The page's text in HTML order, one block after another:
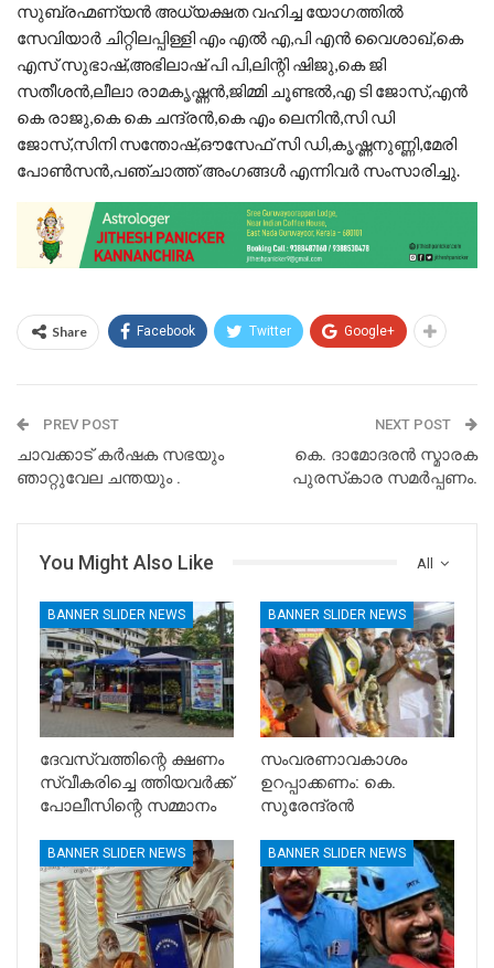
സുബ്രഹ്മണ്യൻ അധ്യക്ഷത വഹിച്ച യോഗത്തിൽ
സേവിയാർ ചിറ്റിലപ്പിള്ളി എം എൽ എ,പി എൻ വൈശാഖ്,കെ
എസ് സുഭാഷ്,അഭിലാഷ് പി പി,ലിന്റി ഷിജു,കെ ജി
സതീശൻ,ലീലാ രാമകൃഷ്ണൻ,ജിമ്മി ചൂണ്ടൽ,എ ടി ജോസ്,എൻ
കെ രാജു,കെ കെ ചന്ദ്രൻ,കെ എം ലെനിൻ,സി ഡി
ജോസ്,സിനി സന്തോഷ്,ഔസേഫ് സി ഡി,കൃഷ്ണനുണ്ണി,മേരി
പോൺസൻ,പഞ്ചാത്ത് അംഗങ്ങൾ എന്നിവർ സംസാരിച്ചു.
Share Facebook Twitter Google+
PREV POST
ചാവക്കാട് കർഷക സഭയും
ഞാറ്റുവേല ചന്തയും .
NEXT POST
കെ. ദാമോദരൻ സ്മാരക
പുരസ്‌കാര സമർപ്പണം.
All
You Might Also Like
BANNER SLIDER NEWS
ദേവസ്വത്തിന്റെ ക്ഷണം
സ്വീകരിച്ചെ ത്തിയവർക്ക്
പോലീസിന്റെ സമ്മാനം
BANNER SLIDER NEWS
സംവരണാവകാശം
ഉറപ്പാക്കണം: കെ.
സുരേന്ദ്രൻ
BANNER SLIDER NEWS BANNER SLIDER NEWS